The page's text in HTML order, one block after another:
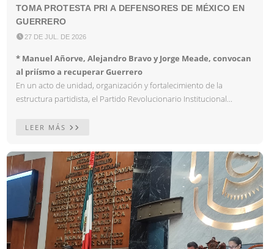
TOMA PROTESTA PRI A DEFENSORES DE MÉXICO EN
GUERRERO
 27 DE JUL. DE 2026
* Manuel Añorve, Alejandro Bravo y Jorge Meade, convocan
al priísmo a recuperar Guerrero
En un acto de unidad, organización y fortalecimiento de la
estructura partidista, el Partido Revolucionario Institucional...
LEER MÁS